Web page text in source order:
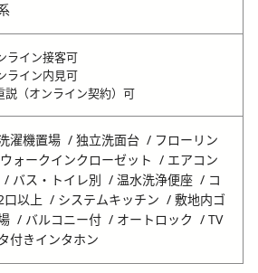
ライン接客可
ライン内見可
説（オンライン契約）可
濯機置場 独立洗面台
フローリン
ウォークインクローゼット
エアコン
バス・トイレ別 温水洗浄便座
コ
口以上
システムキッチン
敷地内ゴ
バルコニー付 オートロック
TV
付きインタホン